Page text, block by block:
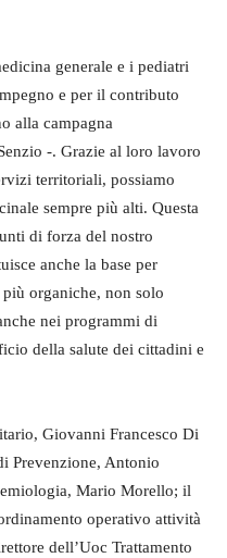
generale e i pediatri
e per il contributo
alla campagna
-. Grazie al loro lavoro
territoriali, possiamo
sempre più alti. Questa
di forza del nostro
anche la base per
organiche, non solo
nei programmi di
della salute dei cittadini e
Giovanni Francesco Di
Prevenzione, Antonio
Mario Morello; il
operativo attività
dell’Uoc Trattamento